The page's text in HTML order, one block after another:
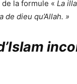
la formule « La
de dieu qu’Allah. »